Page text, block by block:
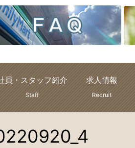
員・スタッフ紹介
Staff
求人情報
Recruit